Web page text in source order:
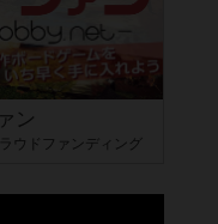
ン
ウドファンディング